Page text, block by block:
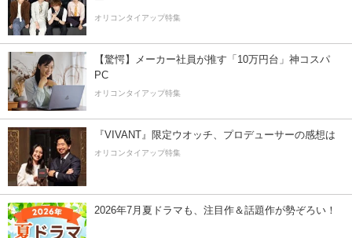
オリコンタイアップ特集
【驚愕】メーカー社員が推す「10万円台」神コスパ
PC
オリコンタイアップ特集
『VIVANT』限定ウオッチ、プロデューサーの感想は
オリコンタイアップ特集
2026年7月夏ドラマも、注目作＆話題作が勢ぞろい！